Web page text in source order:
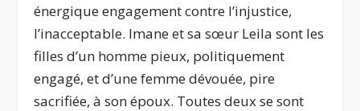
énergique engagement contre l’injustice,
l’inacceptable. Imane et sa sœur Leila sont les
filles d’un homme pieux, politiquement
engagé, et d’une femme dévouée, pire
sacrifiée, à son époux. Toutes deux se sont